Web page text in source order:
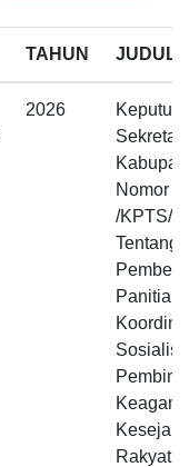
TAHUN JUDUL
2026
Nomor
/KPTS/
Tentang
Panitia
Rakyat